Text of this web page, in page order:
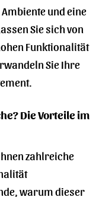
und eine
Sie sich von
Funktionalität
Sie Ihre
Die Vorteile im
zahlreiche
warum dieser